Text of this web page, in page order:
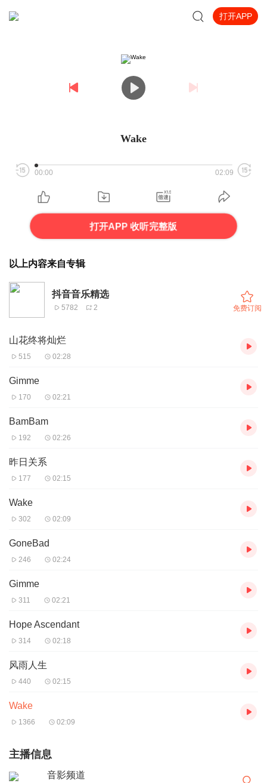
打开APP
Wake
00:00 02:09
打开APP 收听完整版
以上内容来自专辑
抖音音乐精选
5782 2 免费订阅
山花终将灿烂
515 02:28
Gimme
170 02:21
BamBam
192 02:26
昨日关系
177 02:15
Wake
302 02:09
GoneBad
246 02:24
Gimme
311 02:21
Hope Ascendant
314 02:18
风雨人生
440 02:15
Wake
1366 02:09
主播信息
音影频道